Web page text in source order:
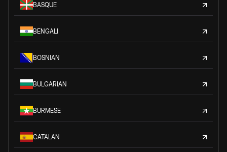
BASQUE
BENGALI
BOSNIAN
BULGARIAN
BURMESE
CATALAN